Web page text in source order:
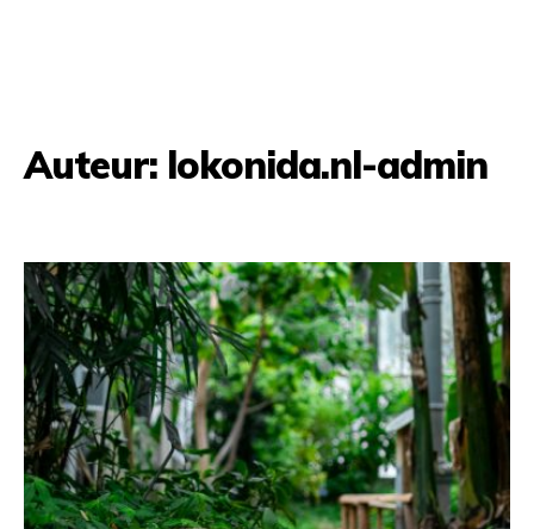
Auteur: lokonida.nl-admin